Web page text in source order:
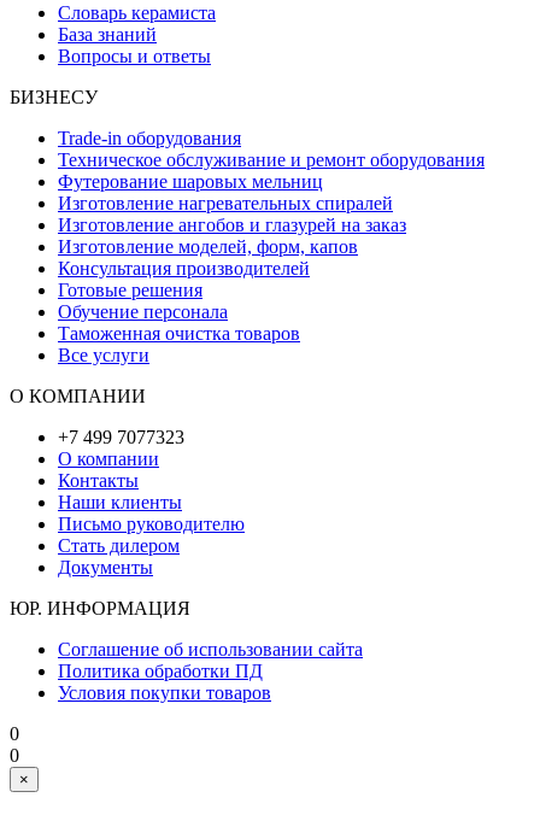
Словарь керамиста
База знаний
Вопросы и ответы
БИЗНЕСУ
Trade-in оборудования
Техническое обслуживание и ремонт оборудования
Футерование шаровых мельниц
Изготовление нагревательных спиралей
Изготовление ангобов и глазурей на заказ
Изготовление моделей, форм, капов
Консультация производителей
Готовые решения
Обучение персонала
Таможенная очистка товаров
Все услуги
О КОМПАНИИ
+7 499 7077323
О компании
Контакты
Наши клиенты
Письмо руководителю
Стать дилером
Документы
ЮР. ИНФОРМАЦИЯ
Соглашение об использовании сайта
Политика обработки ПД
Условия покупки товаров
0
0
×